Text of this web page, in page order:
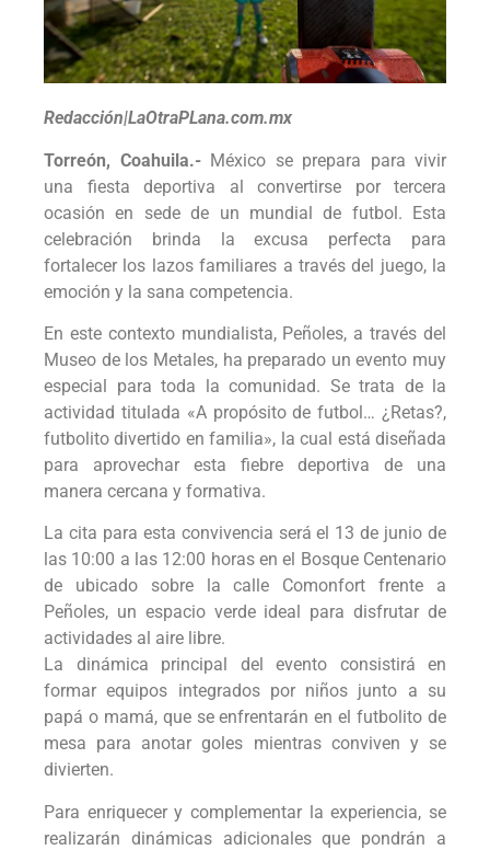
Redacción|LaOtraPLana.com.mx
Torreón, Coahuila.-México se prepara para vivir
una fiesta deportiva al convertirse por tercera
ocasión en sede de un mundial de futbol. Esta
celebración brinda la excusa perfecta para
fortalecer los lazos familiares a través del juego, la
emoción y la sana competencia.
En este contexto mundialista, Peñoles, a través del
Museo de los Metales, ha preparado un evento muy
especial para toda la comunidad. Se trata de la
actividad titulada «A propósito de futbol… ¿Retas?,
futbolito divertido en familia», la cual está diseñada
para aprovechar esta fiebre deportiva de una
manera cercana y formativa.
La cita para esta convivencia será el 13 de junio de
las 10:00 a las 12:00 horas en el Bosque Centenario
de ubicado sobre la calle Comonfort frente a
Peñoles, un espacio verde ideal para disfrutar de
actividades al aire libre.
La dinámica principal del evento consistirá en
formar equipos integrados por niños junto a su
papá o mamá, que se enfrentarán en el futbolito de
mesa para anotar goles mientras conviven y se
divierten.
Para enriquecer y complementar la experiencia, se
realizarán dinámicas adicionales que pondrán a